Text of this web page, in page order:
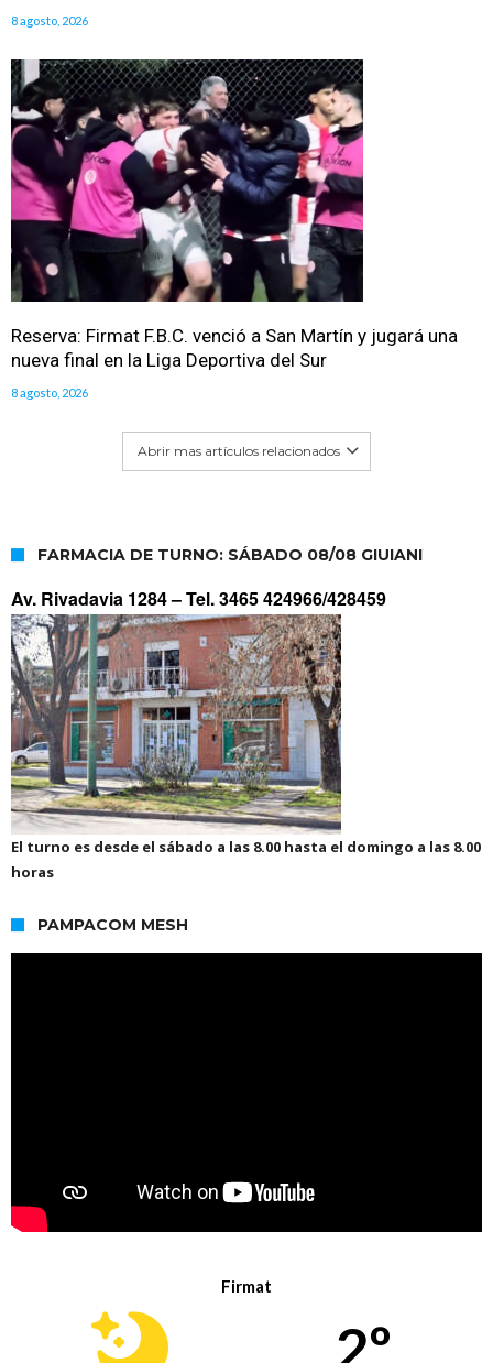
8 agosto, 2026
Reserva: Firmat F.B.C. venció a San Martín y jugará una
nueva final en la Liga Deportiva del Sur
8 agosto, 2026
Abrir mas artículos relacionados
FARMACIA DE TURNO: SÁBADO 08/08 GIUIANI
Av. Rivadavia 1284 –Tel. 3465 424966/428459
El turno es desde el sábado a las 8.00 hasta el domingo a las 8.00
horas
PAMPACOM MESH
Firmat
2º